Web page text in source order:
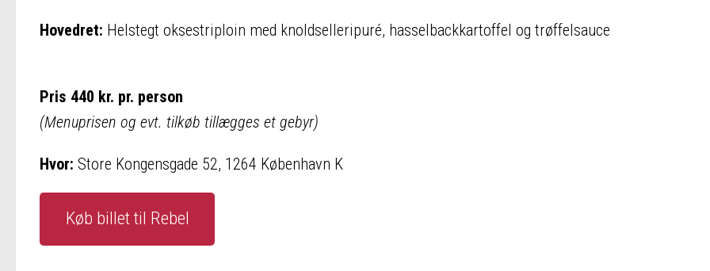
Hovedret: Helstegt oksestriploin med knoldselleripuré, hasselbackkartoffel og trøffelsauce
Pris 440 kr. pr. person
(Menuprisen og evt. tilkøb tillægges et gebyr)
Hvor: Store Kongensgade 52, 1264 København K
Køb billet til Rebel